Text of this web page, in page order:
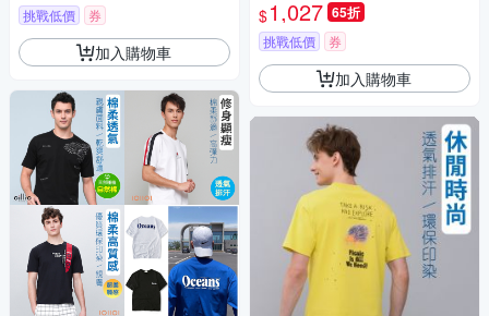
挑戰低價 券
加入購物車
品牌
$1,027 65折
挑戰低價 券
加入購物車